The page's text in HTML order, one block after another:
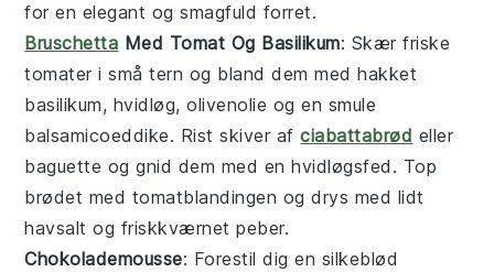
for en elegant og smagfuld forret.
Bruschetta Med Tomat Og Basilikum: Skærfriske
tomater i små tern og bland dem medhakket
basilikum, hvidløg,olivenolie og en smule
balsamicoeddike. Rist skiver afciabattabrød eller
baguette og gnid dem med enhvidløgsfed . Top
brødet med tomatblandingen og drys med lidt
havsalt og friskkværnet peber.
Chokolademousse: Forestil dig en silkeblød